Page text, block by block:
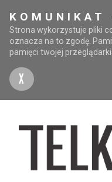
KOMUNIKAT
Strona wykorzystuje pliki
oznacza na to zgodę.
pamięci twojej przeglądarki.
X